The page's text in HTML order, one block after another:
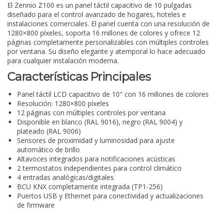
El Zennio Z100 es un panel táctil capacitivo de 10 pulgadas
diseñado para el control avanzado de hogares, hoteles e
instalaciones comerciales. El panel cuenta con una resolución de
1280×800 píxeles, soporta 16 millones de colores y ofrece 12
páginas completamente personalizables con múltiples controles
por ventana. Su diseño elegante y atemporal lo hace adecuado
para cualquier instalación moderna.
Características Principales
Panel táctil LCD capacitivo de 10" con 16 millones de colores
Resolución: 1280×800 píxeles
12 páginas con múltiples controles por ventana
Disponible en blanco (RAL 9016), negro (RAL 9004) y
plateado (RAL 9006)
Sensores de proximidad y luminosidad para ajuste
automático de brillo
Altavoces integrados para notificaciones acústicas
2 termostatos independientes para control climático
4 entradas analógicas/digitales
BCU KNX completamente integrada (TP1-256)
Puertos USB y Ethernet para conectividad y actualizaciones
de firmware